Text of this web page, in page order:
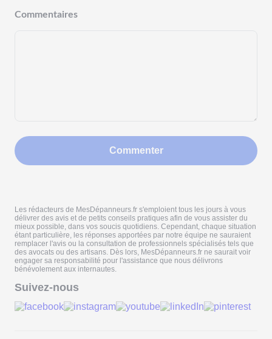
Commentaires
Commenter
Les rédacteurs de MesDépanneurs.fr s'emploient tous les jours à vous
délivrer des avis et de petits conseils pratiques afin de vous assister du
mieux possible, dans vos soucis quotidiens. Cependant, chaque situation
étant particulière, les réponses apportées par notre équipe ne sauraient
remplacer l'avis ou la consultation de professionnels spécialisés tels que
des avocats ou des artisans. Dès lors, MesDépanneurs.fr ne saurait voir
engager sa responsabilité pour l'assistance que nous délivrons
bénévolement aux internautes.
Suivez-nous